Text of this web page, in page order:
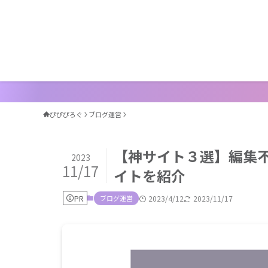
ぴぴぴろぐ ブログ運営
【神サイト３選】編
イトを紹介
2023
11/17
PR ブログ運営 2023/4/12 2023/11/17